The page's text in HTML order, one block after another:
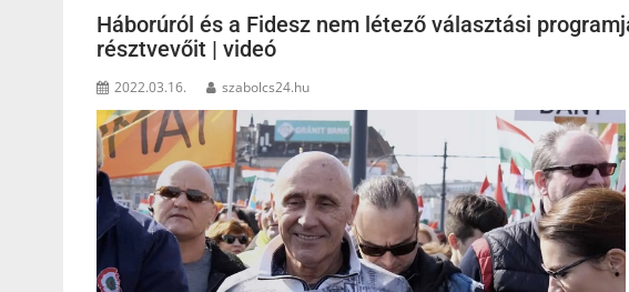
Háborúról és a Fidesz nem létező választási
résztvevőit | videó
2022.03.16. szabolcs24.hu